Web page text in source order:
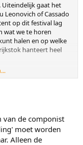
gaat het
Leonovich of Cassado
op dit festival lag
wat we te horen
halen en op welke
hanteert heel
op je vraag ingaat en
van de componist
moet worden
Alleen de